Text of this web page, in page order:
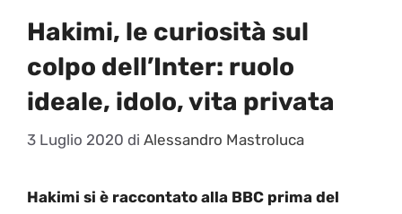
Hakimi, le curiosità sul
colpo dell’Inter: ruolo
ideale, idolo, vita privata
3 Luglio 2020 di Alessandro Mastroluca
Hakimi si è raccontato alla BBC prima del